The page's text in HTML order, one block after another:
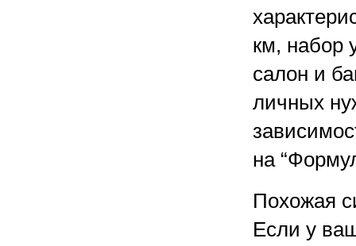
км, набор
салон и
личных
на
Похожая
Если у